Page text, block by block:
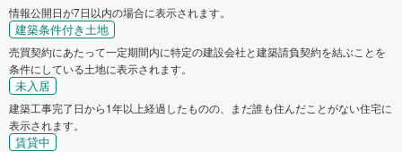
情報公開日が7日以内の場合に表示されます。
建築条件付き土地
売買契約にあたって一定期間内に特定の建設会社と建築請負契約を結ぶことを
条件にしている土地に表示されます。
未入居
建築工事完了日から1年以上経過したものの、まだ誰も住んだことがない住宅に
表示されます。
賃貸中